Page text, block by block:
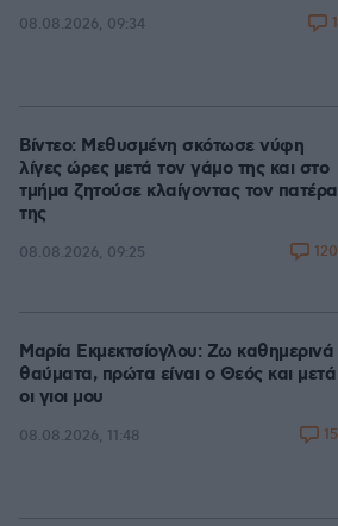
08.08.2026, 09:34 1
Βίντεο: Μεθυσμένη σκότωσε νύφη
λίγες ώρες μετά τον γάμο της και στο
τμήμα ζητούσε κλαίγοντας τον πατέρα
της
08.08.2026, 09:25 120
Μαρία Εκμεκτσίογλου: Ζω καθημερινά
θαύματα, πρώτα είναι ο Θεός και μετά
οι γιοι μου
08.08.2026, 11:48 15